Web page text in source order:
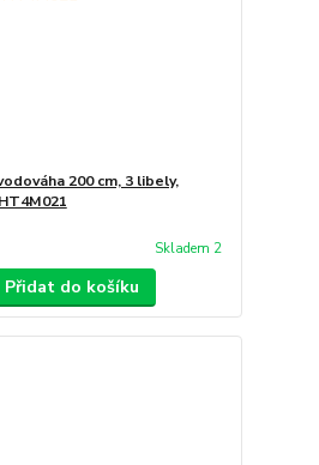
200 cm, 3 libely,
Skladem 2
Přidat do košíku